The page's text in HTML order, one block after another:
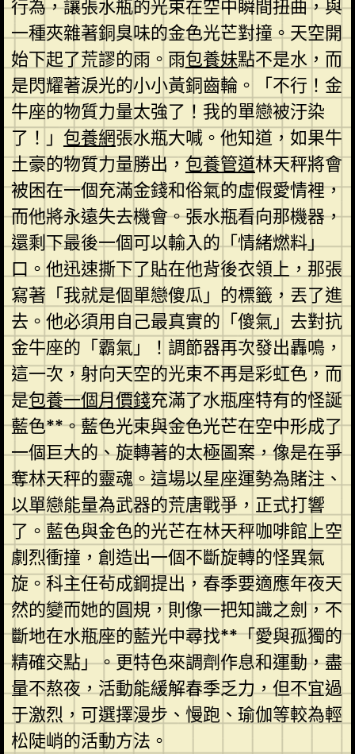
行為，讓張水瓶的光束在空中瞬間扭曲，與
一種夾雜著銅臭味的金色光芒對撞。天空開
始下起了荒謬的雨。雨包養妹點不是水，而
是閃耀著淚光的小小黃銅齒輪。「不行！金
牛座的物質力量太強了！我的單戀被汙染
了！」 包養網張水瓶大喊。他知道，如果牛
土豪的物質力量勝出，包養管道林天秤將會
被困在一個充滿金錢和俗氣的虛假愛情裡，
而他將永遠失去機會。張水瓶看向那機器，
還剩下最後一個可以輸入的「情緒燃料」
口。他迅速撕下了貼在他背後衣領上，那張
寫著「我就是個單戀傻瓜」的標籤，丟了進
去。他必須用自己最真實的「傻氣」去對抗
金牛座的「霸氣」！調節器再次發出轟鳴，
這一次，射向天空的光束不再是彩虹色，而
是包養一個月價錢充滿了水瓶座特有的怪誕
藍色**。藍色光束與金色光芒在空中形成了
一個巨大的、旋轉著的太極圖案，像是在爭
奪林天秤的靈魂。這場以星座運勢為賭注、
以單戀能量為武器的荒唐戰爭，正式打響
了。藍色與金色的光芒在林天秤咖啡館上空
劇烈衝撞，創造出一個不斷旋轉的怪異氣
旋。科主任茍成鋼提出，春季要適應年夜天
然的變而她的圓規，則像一把知識之劍，不
斷地在水瓶座的藍光中尋找**「愛與孤獨的
精確交點」。更特色來調劑作息和運動，盡
量不熬夜，活動能緩解春季乏力，但不宜過
于激烈，可選擇漫步、慢跑、瑜伽等較為輕
松陡峭的活動方法。